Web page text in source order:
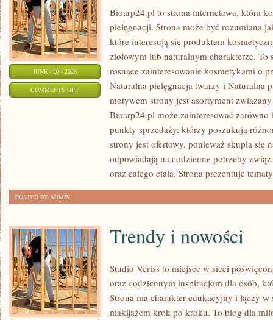
JUNE - 20 - 2026
COMMENTS OFFON
SKŁADNIKI
Bioarp24.pl to strona internetowa, która
pielęgnacji. Strona może być rozumiana
które interesują się produktem
ziołowym lub naturalnym charakterze.
rosnące zainteresowanie kosmetykami o
Naturalna pielęgnacja twarzy i Naturalna
motywem strony jest asortyment
Bioarp24.pl może zainteresować
punkty sprzedaży, którzy poszukują
strony jest ofertowy, ponieważ skupia się
odpowiadają na codzienne potrzeby
oraz całego ciała. Strona prezentuje
POSTED BY ADMIN
Trendy i nowości
Studio Veriss to miejsce w sieci
oraz codziennym inspiracjom dla osób,
Strona ma charakter edukacyjny i łączy
makijażem krok po kroku. To blog dla